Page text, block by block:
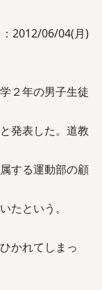
2012/06/04(月)
２年の男子生徒
発表した。道教
する運動部の顧
たという。
かれてしまっ